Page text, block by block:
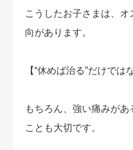
こうしたお子さまは、
向があります。
【“休めば治る”だけでは
もちろん、強い痛みが
ことも大切です。